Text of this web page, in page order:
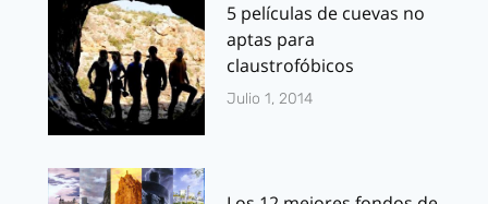
5 películas de cuevas no
aptas para
claustrofóbicos
Julio 1, 2014